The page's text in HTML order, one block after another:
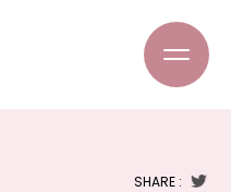
SHARE :